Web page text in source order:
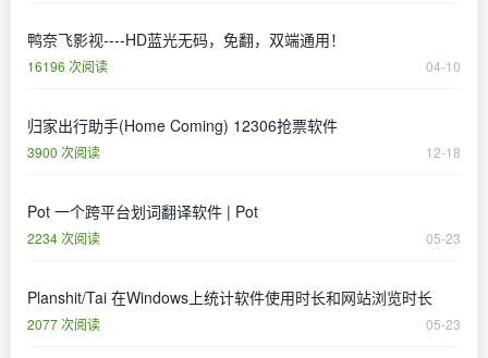
鸭奈飞影视----HD蓝光无码，免翻，双端通用！
16196 次阅读 04-10
归家出行助手(Home Coming) 12306抢票软件
3900 次阅读 12-18
Pot 一个跨平台划词翻译软件 | Pot
2234 次阅读 05-23
Planshit/Tai 在Windows上统计软件使用时长和网站浏览时长
2077 次阅读 05-23